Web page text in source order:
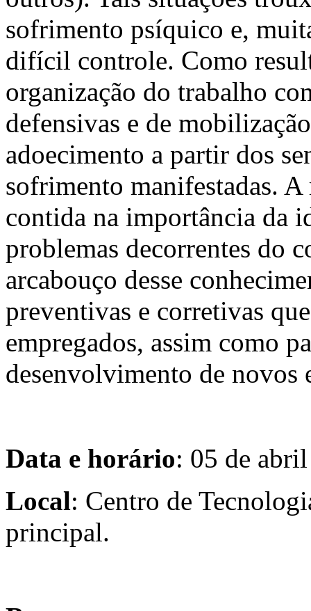
sofrimento psíquico e,
difícil controle. Como
organização do trabalho
defensivas e de
adoecimento a partir dos
sofrimento manifestadas.
contida na importância da
problemas decorrentes do
arcabouço desse
preventivas e corretivas
empregados, assim como
desenvolvimento de novos
Data e horário: 05 de
Local: Centro de
principal.